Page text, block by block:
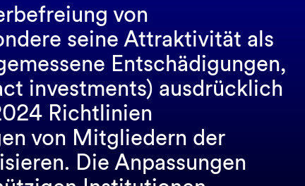
von
seine Attraktivität als
Entschädigungen,
investments) ausdrücklich
Richtlinien
von Mitgliedern der
Die Anpassungen